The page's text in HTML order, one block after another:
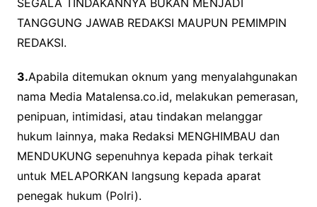
SEGALA TINDAKANNYA BUKAN MENJADI
TANGGUNG JAWAB REDAKSI MAUPUN PEMIMPIN
REDAKSI.
3.Apabila ditemukan oknum yang menyalahgunakan
nama Media Matalensa.co.id, melakukan pemerasan,
penipuan, intimidasi, atau tindakan melanggar
hukum lainnya, maka Redaksi MENGHIMBAU dan
MENDUKUNG sepenuhnya kepada pihak terkait
untuk MELAPORKAN langsung kepada aparat
penegak hukum (Polri).